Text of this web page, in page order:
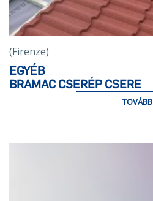
(Firenze)
EGYÉB
BRAMAC CSERÉP CSERE
TOVÁBB